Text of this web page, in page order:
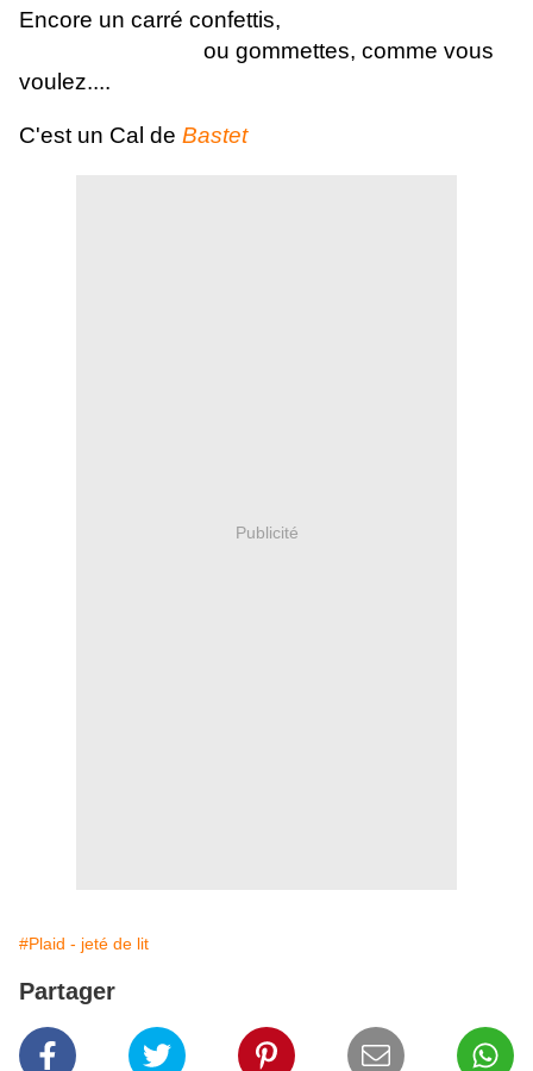
Encore un carré confettis,
ou gommettes, comme vous
voulez....
C'est un Cal de Bastet
Publicité
#Plaid - jeté de lit
Partager